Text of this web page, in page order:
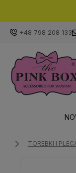
+48 798 208 133
TOREBKI I